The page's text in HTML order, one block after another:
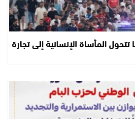
المأساة الإنسانية إلى تجارة